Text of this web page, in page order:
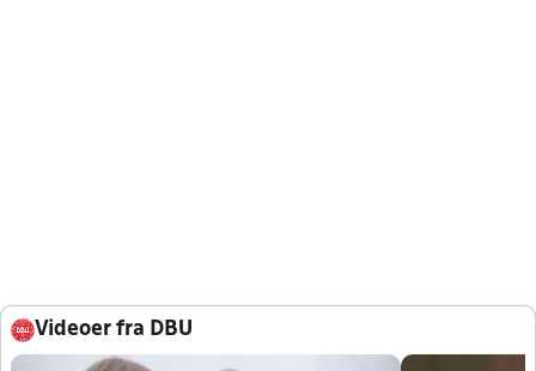
Videoer fra DBU